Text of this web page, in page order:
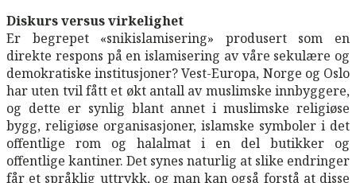
Diskurs versus virkelighet
Er begrepet «snikislamisering» produsert som en
direkte respons på en islamisering av våre sekulære og
demokratiske institusjoner? Vest-Europa, Norge og Oslo
har uten tvil fått et økt antall av muslimske innbyggere,
og dette er synlig blant annet i muslimske religiøse
bygg, religiøse organisasjoner, islamske symboler i det
offentlige rom og halalmat i en del butikker og
offentlige kantiner. Det synes naturlig at slike endringer
får et språklig uttrykk, og man kan også forstå at disse